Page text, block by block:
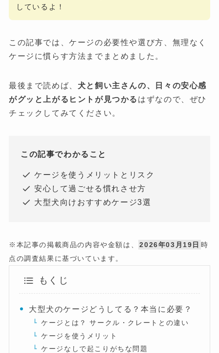
しているよ！
この記事では、ケージの必要性や選び方、無理なく
ケージに慣らす方法までまとめました。
最後まで読めば、 犬と飼い主さんの、日々の安心感
がグッと上がるヒントが見つかる はずなので、ぜひ
チェックしてみてください。
この記事でわかること
ケージを使うメリットとリスク
安心して過ごせる慣れさせ方
大型犬向けおすすめケージ3選
※本記事の掲載商品の内容や金額は、 2026年03月19日 時
点の調査結果に基づいています。
もくじ
大型犬のケージどうしてる？本当に必要？
ケージとは？ サークル・クレートとの違い
ケージを使うメリット
ケージなしで起こりがちな問題